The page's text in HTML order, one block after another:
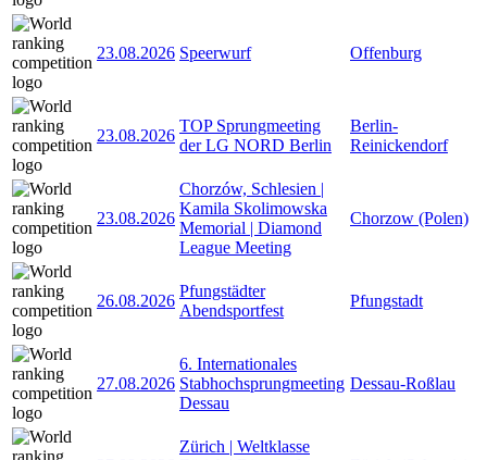
23.08.2026 Speerwurf Offenburg
23.08.2026
TOP Sprungmeeting
der LG NORD Berlin
Berlin-
Reinickendorf
23.08.2026
Chorzów, Schlesien |
Kamila Skolimowska
Memorial | Diamond
League Meeting
Chorzow (Polen)
26.08.2026
Pfungstädter
Abendsportfest
Pfungstadt
27.08.2026
6. Internationales
Stabhochsprungmeeting
Dessau
Dessau-Roßlau
Zürich | Weltklasse